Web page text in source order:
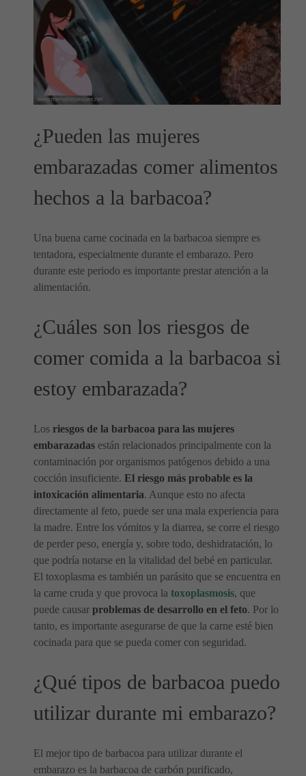
¿Pueden las mujeres
embarazadas comer alimentos
hechos a la barbacoa?
Una buena carne cocinada en la barbacoa siempre es
tentadora, especialmente durante el embarazo. Pero
durante este periodo es importante prestar atención a la
alimentación.
¿Cuáles son los riesgos de
comer comida a la barbacoa si
estoy embarazada?
Los riesgos de la barbacoa para las mujeres
embarazadas están relacionados principalmente con la
contaminación por organismos patógenos debido a una
cocción insuficiente. El riesgo más probable es la
intoxicación alimentaria. Aunque esto no afecta
directamente al feto, puede ser una mala experiencia para
la madre. Entre los vómitos y la diarrea, se corre el riesgo
de perder peso, energía y, sobre todo, deshidratación, lo
que podría notarse en la vitalidad del bebé en particular.
El toxoplasma es también un parásito que se encuentra en
la carne cruda y que provoca la toxoplasmosis, que
puede causar problemas de desarrollo en el feto. Por lo
tanto, es importante asegurarse de que la carne esté bien
cocinada para que se pueda comer con seguridad.
¿Qué tipos de barbacoa puedo
utilizar durante mi embarazo?
El mejor tipo de barbacoa para utilizar durante el
embarazo es la barbacoa de carbón purificado,